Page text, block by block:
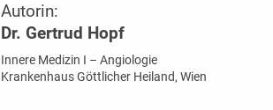
Autorin:
Dr. Gertrud Hopf
Innere Medizin I – Angiologie
Krankenhaus Göttlicher Heiland, Wien